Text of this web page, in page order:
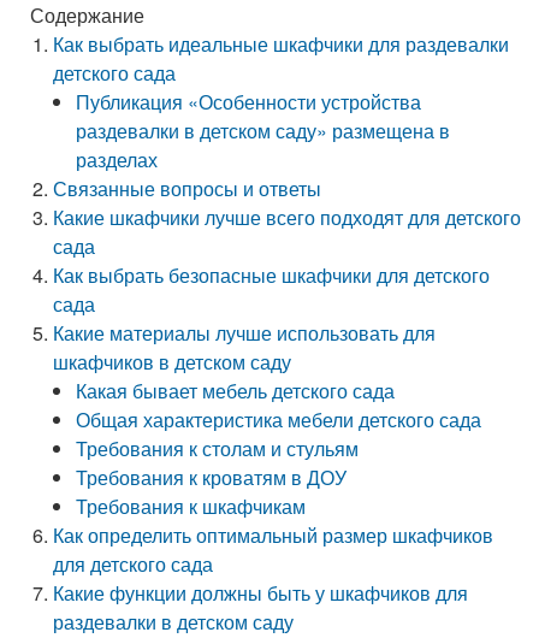
Содержание
Как выбрать идеальные шкафчики для раздевалки
детского сада
Публикация «Особенности устройства
раздевалки в детском саду» размещена в
разделах
Связанные вопросы и ответы
Какие шкафчики лучше всего подходят для детского
сада
Как выбрать безопасные шкафчики для детского
сада
Какие материалы лучше использовать для
шкафчиков в детском саду
Какая бывает мебель детского сада
Общая характеристика мебели детского сада
Требования к столам и стульям
Требования к кроватям в ДОУ
Требования к шкафчикам
Как определить оптимальный размер шкафчиков
для детского сада
Какие функции должны быть у шкафчиков для
раздевалки в детском саду